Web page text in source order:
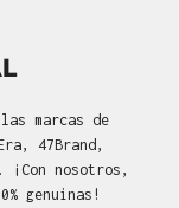
marcas de
47Brand,
¡Con nosotros,
genuinas!